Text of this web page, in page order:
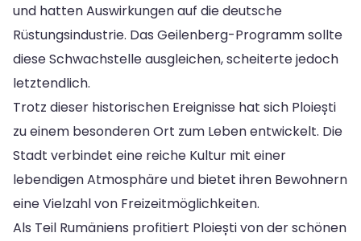
und hatten Auswirkungen auf die deutsche
Rüstungsindustrie. Das Geilenberg-Programm sollte
diese Schwachstelle ausgleichen, scheiterte jedoch
letztendlich.
Trotz dieser historischen Ereignisse hat sich Ploiești
zu einem besonderen Ort zum Leben entwickelt. Die
Stadt verbindet eine reiche Kultur mit einer
lebendigen Atmosphäre und bietet ihren Bewohnern
eine Vielzahl von Freizeitmöglichkeiten.
Als Teil Rumäniens profitiert Ploiești von der schönen